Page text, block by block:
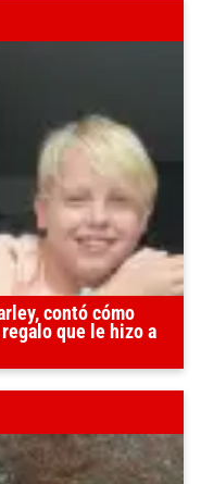
contó cómo
que le hizo a